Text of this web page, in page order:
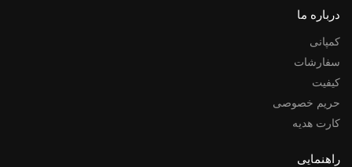
درباره ما
کمپانی
سفارشات
کیفیت
حریم خصوصی
کارت هدیه
راهنمایی